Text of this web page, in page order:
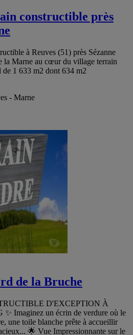
constructible près
à Reuves (51) près Sézanne
la Marne au cœur du village terrain
de 1 633 m2 dont 634 m2
- Marne
de la Bruche
D'EXCEPTION À
Imaginez un écrin de verdure où le
une toile blanche prête à accueillir
🌟 Vue Impressionnante sur le